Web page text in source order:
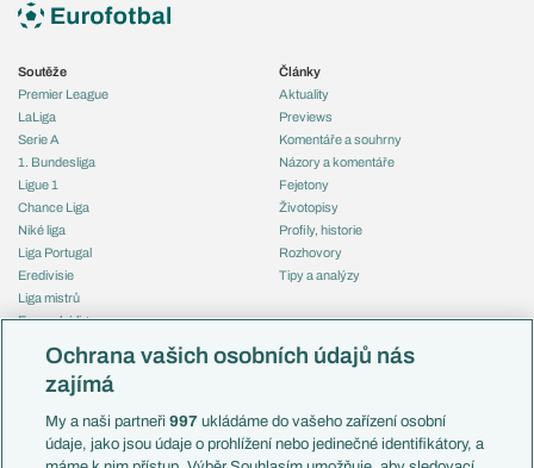
Soutěže
Premier League
LaLiga
Serie A
1. Bundesliga
Ligue 1
Chance Liga
Niké liga
Liga Portugal
Eredivisie
Liga mistrů
Evropská liga
Mistrovství světa
Liga národů
Témata
Představení týmů MS
Články
Aktuality
Previews
Komentáře a souhrny
Názory a komentáře
Fejetony
Životopisy
Profily, historie
Rozhovory
Tipy a analýzy
Česko
Francie
Itálie
Německo
Ochrana vašich osobních údajů nás
zajímá
My a naši partneři997 ukládáme do vašeho zařízení osobní
údaje, jako jsou údaje o prohlížení nebo jedinečné identifikátory, a